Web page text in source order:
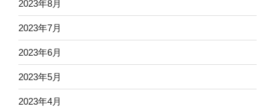
2023年8月
2023年7月
2023年6月
2023年5月
2023年4月